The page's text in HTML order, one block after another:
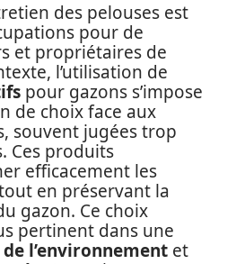
des pelouses est
pour de
et propriétaires de
l’utilisation de
pour gazons s’impose
de choix face aux
souvent jugées trop
Ces produits
efficacement les
en préservant la
gazon. Ce choix
pertinent dans une
l’environnement et